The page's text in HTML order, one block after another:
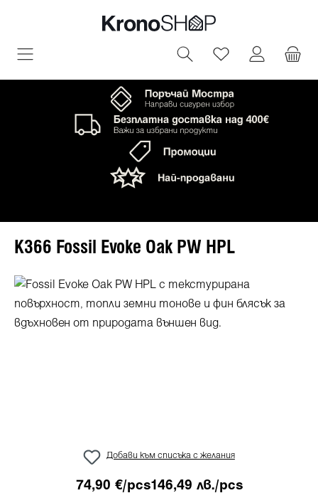
съдържание
Имате 0
K366 Fossil Evoke Oak PW HPL
Пропуснете галерия с изображения
Добави към списъка с желания
74,90 €/pcs146,49 лв./pcs